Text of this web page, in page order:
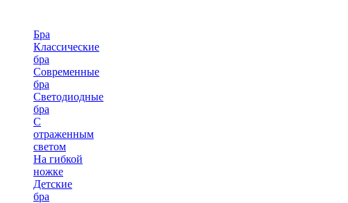
Бра
Классические
бра
Современные
бра
Светодиодные
бра
С
отраженным
светом
На гибкой
ножке
Детские
бра